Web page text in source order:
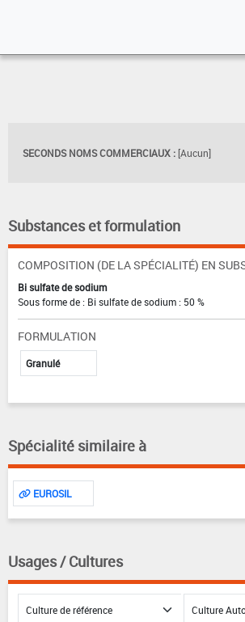
SECONDS NOMS COMMERCIAUX : [Aucun]
Substances et formulation
COMPOSITION (DE LA SPÉCIALITÉ) EN
Bi sulfate de sodium
Sous forme de : Bi sulfate de sodium : 50 %
FORMULATION
Granulé
Spécialité similaire à
EUROSIL
Usages / Cultures